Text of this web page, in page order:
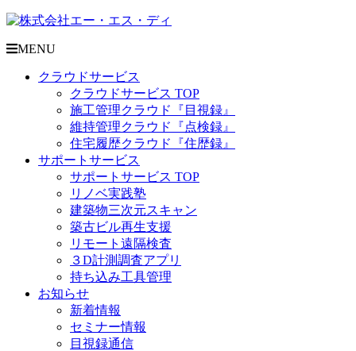
MENU
クラウドサービス
クラウドサービス TOP
施工管理クラウド『目視録』
維持管理クラウド『点検録』
住宅履歴クラウド『住歴録』
サポートサービス
サポートサービス TOP
リノベ実践塾
建築物三次元スキャン
築古ビル再生支援
リモート遠隔検査
３D計測調査アプリ
持ち込み工具管理
お知らせ
新着情報
セミナー情報
目視録通信